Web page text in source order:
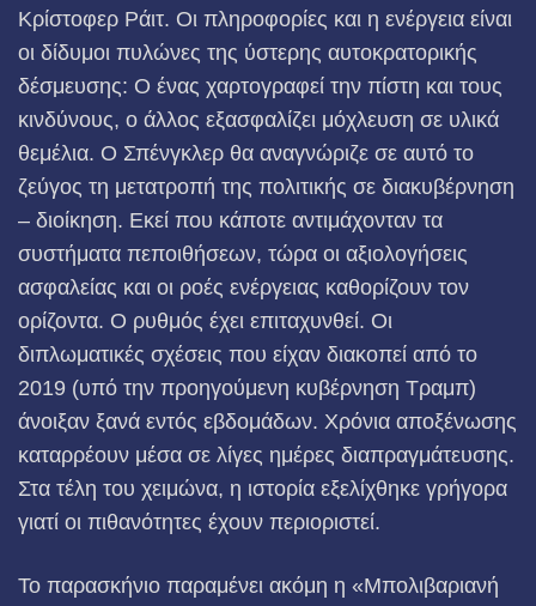
Κρίστοφερ Ράιτ. Οι πληροφορίες και η ενέργεια είναι
οι δίδυμοι πυλώνες της ύστερης αυτοκρατορικής
δέσμευσης: Ο ένας χαρτογραφεί την πίστη και τους
κινδύνους, ο άλλος εξασφαλίζει μόχλευση σε υλικά
θεμέλια. Ο Σπένγκλερ θα αναγνώριζε σε αυτό το
ζεύγος τη μετατροπή της πολιτικής σε διακυβέρνηση
– διοίκηση. Εκεί που κάποτε αντιμάχονταν τα
συστήματα πεποιθήσεων, τώρα οι αξιολογήσεις
ασφαλείας και οι ροές ενέργειας καθορίζουν τον
ορίζοντα. Ο ρυθμός έχει επιταχυνθεί. Οι
διπλωματικές σχέσεις που είχαν διακοπεί από το
2019 (υπό την προηγούμενη κυβέρνηση Τραμπ)
άνοιξαν ξανά εντός εβδομάδων. Χρόνια αποξένωσης
καταρρέουν μέσα σε λίγες ημέρες διαπραγμάτευσης.
Στα τέλη του χειμώνα, η ιστορία εξελίχθηκε γρήγορα
γιατί οι πιθανότητες έχουν περιοριστεί.
Το παρασκήνιο παραμένει ακόμη η «Μπολιβαριανή